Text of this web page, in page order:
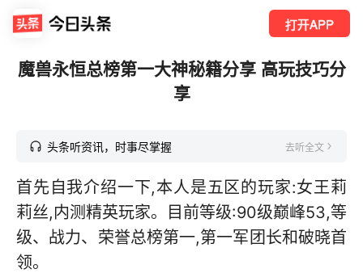
打开APP
魔兽永恒总榜第一大神秘籍分享 高玩技巧分
享
头条听资讯，时事尽掌握 去听全文
首先自我介绍一下,本人是五区的玩家:女王莉
莉丝,内测精英玩家。目前等级:90级巅峰53,等
级、战力、荣誉总榜第一,第一军团长和破晓首
领。